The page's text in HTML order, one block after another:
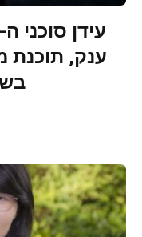
ענק, תוכנת